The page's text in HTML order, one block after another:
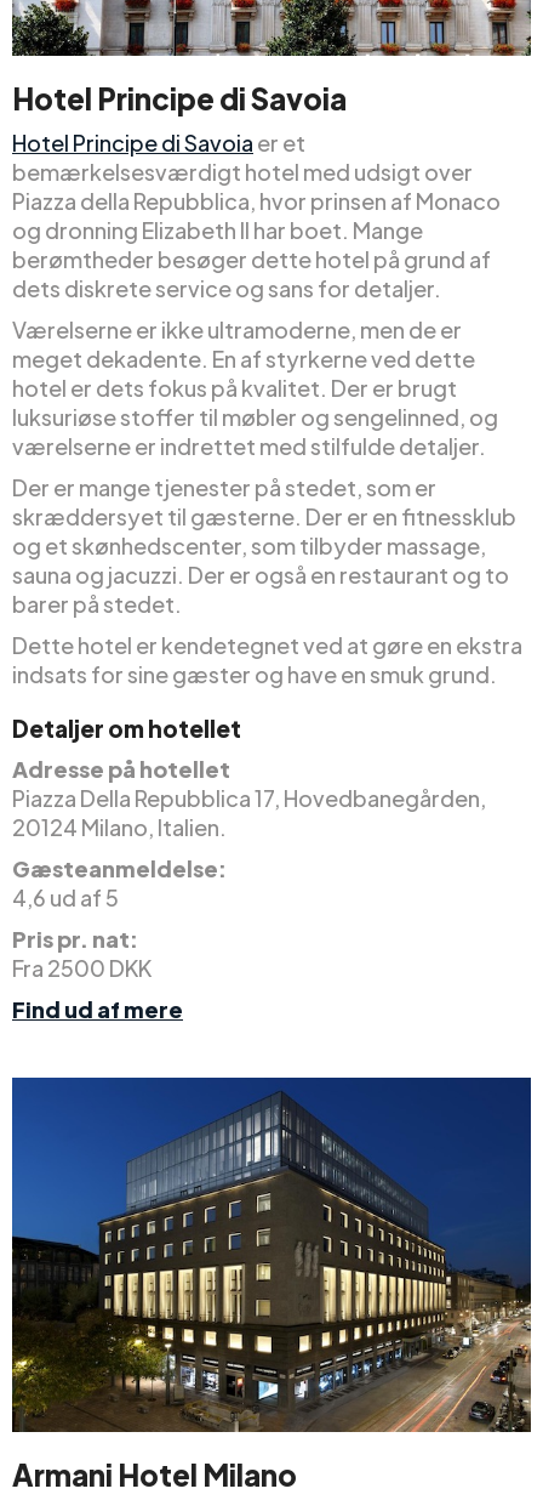
Hotel Principe di Savoia
Hotel Principe di Savoia er et
bemærkelsesværdigt hotel med udsigt over
Piazza della Repubblica, hvor prinsen af Monaco
og dronning Elizabeth II har boet. Mange
berømtheder besøger dette hotel på grund af
dets diskrete service og sans for detaljer.
Værelserne er ikke ultramoderne, men de er
meget dekadente. En af styrkerne ved dette
hotel er dets fokus på kvalitet. Der er brugt
luksuriøse stoffer til møbler og sengelinned, og
værelserne er indrettet med stilfulde detaljer.
Der er mange tjenester på stedet, som er
skræddersyet til gæsterne. Der er en fitnessklub
og et skønhedscenter, som tilbyder massage,
sauna og jacuzzi. Der er også en restaurant og to
barer på stedet.
Dette hotel er kendetegnet ved at gøre en ekstra
indsats for sine gæster og have en smuk grund.
Detaljer om hotellet
Adresse på hotellet
Piazza Della Repubblica 17, Hovedbanegården,
20124 Milano, Italien.
Gæsteanmeldelse:
4,6 ud af 5
Pris pr. nat:
Fra 2500 DKK
Find ud af mere
Armani Hotel Milano